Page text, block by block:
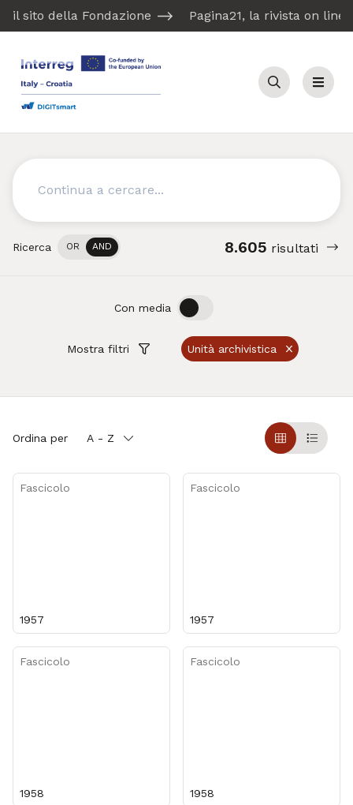
il sito della Fondazione Pagina21, la rivista on line
Cerca Menu
Cerca
Ricerca OR AND 8.605 risultati
Mostra filtri Unità archivistica
Con media OFF
Ordina per A - Z
GrigliaTable
Fascicolo
1957
Fascicolo
1957
Fascicolo
1958
Fascicolo
1958